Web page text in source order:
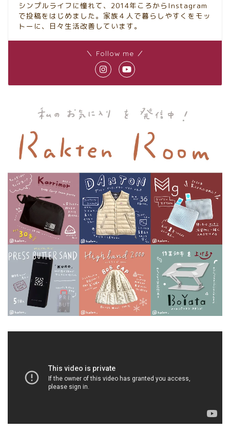
シンプルライフに憧れて、2014年ころからInstagram
で投稿をはじめました。家族４人で暮らしやすくをモッ
トーに、日々生活改善しています。
＼ Follow me ／